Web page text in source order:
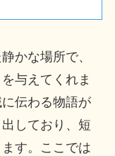
かな場所で、
与えてくれま
伝わる物語が
しており、短
す。ここでは